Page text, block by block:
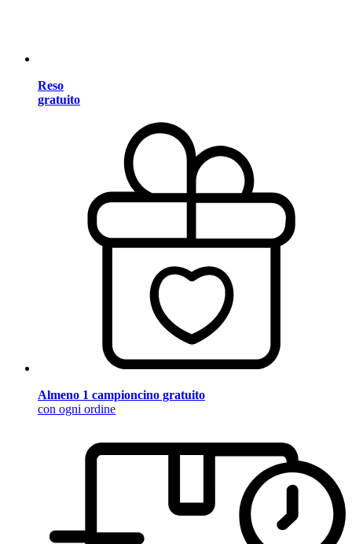
Reso
gratuito
Almeno 1 campioncino gratuito
con ogni ordine